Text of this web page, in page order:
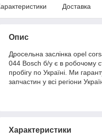
Доставка
Опис
Дросельна заслінка opel
044 Bosch б/у є в робочому
пробігу по Україні. Ми
запчастин у всі регіони
Характеристики